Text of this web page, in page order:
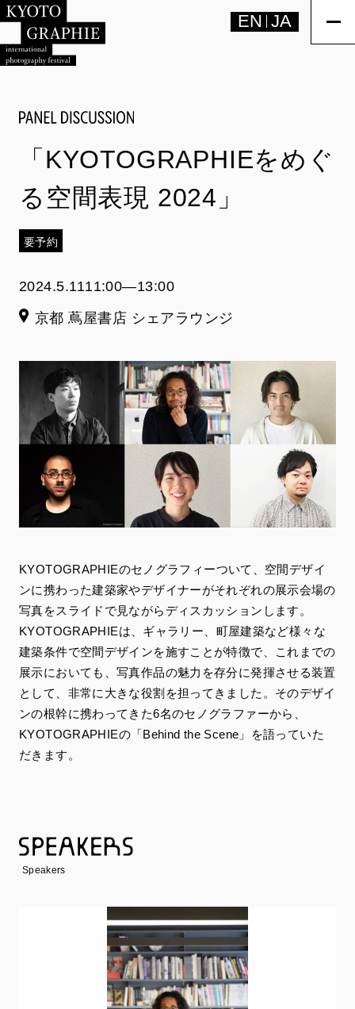
EN JA
「KYOTOGRAPHIEをめぐ
る空間表現 2024」
要予約
2024.5.1111:00―13:00
京都 蔦屋書店 シェアラウンジ
KYOTOGRAPHIEのセノグラフィーついて、空間デザイ
ンに携わった建築家やデザイナーがそれぞれの展示会場の
写真をスライドで見ながらディスカッションします。
KYOTOGRAPHIEは、ギャラリー、町屋建築など様々な
建築条件で空間デザインを施すことが特徴で、これまでの
展示においても、写真作品の魅力を存分に発揮させる装置
として、非常に大きな役割を担ってきました。そのデザイ
ンの根幹に携わってきた6名のセノグラファーから、
KYOTOGRAPHIEの「Behind the Scene」を語っていた
だきます。
Speakers